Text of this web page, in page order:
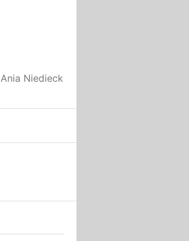
Ania Niedieck